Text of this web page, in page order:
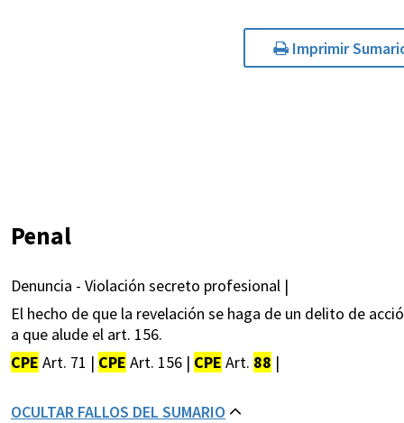
Imprimir
Penal
Denuncia - Violación secreto profesional |
El hecho de que la revelación se haga de un delito de
a que alude el art. 156.
CPE Art. 71 | CPE Art. 156 | CPE Art. 88 |
OCULTAR FALLOS DEL SUMARIO